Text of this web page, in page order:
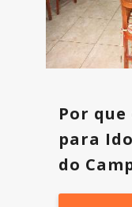
Por
para
do